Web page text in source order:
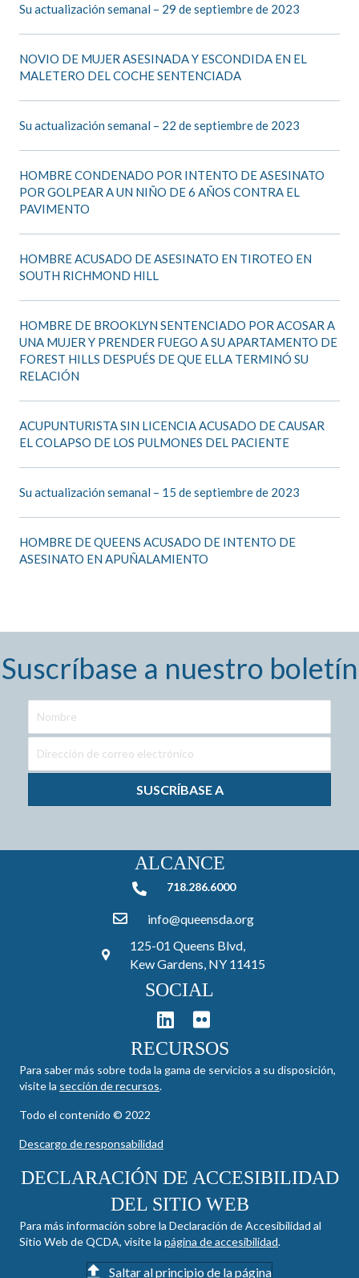
Su actualización semanal – 29 de septiembre de 2023
NOVIO DE MUJER ASESINADA Y ESCONDIDA EN EL
MALETERO DEL COCHE SENTENCIADA
Su actualización semanal – 22 de septiembre de 2023
HOMBRE CONDENADO POR INTENTO DE ASESINATO
POR GOLPEAR A UN NIÑO DE 6 AÑOS CONTRA EL
PAVIMENTO
HOMBRE ACUSADO DE ASESINATO EN TIROTEO EN
SOUTH RICHMOND HILL
HOMBRE DE BROOKLYN SENTENCIADO POR ACOSAR A
UNA MUJER Y PRENDER FUEGO A SU APARTAMENTO DE
FOREST HILLS DESPUÉS DE QUE ELLA TERMINÓ SU
RELACIÓN
ACUPUNTURISTA SIN LICENCIA ACUSADO DE CAUSAR
EL COLAPSO DE LOS PULMONES DEL PACIENTE
Su actualización semanal – 15 de septiembre de 2023
HOMBRE DE QUEENS ACUSADO DE INTENTO DE
ASESINATO EN APUÑALAMIENTO
Suscríbase a nuestro boletín
SUSCRÍBASE A
ALCANCE
718.286.6000718.286.6000
info@queensda.org
125-01 Queens Blvd,
Kew Gardens, NY 11415
SOCIAL
RECURSOS
Para saber más sobre toda la gama de servicios a su disposición,
visite la sección de recursos.
Todo el contenido © 2022
Descargo de responsabilidad
DECLARACIÓN DE ACCESIBILIDAD
DEL SITIO WEB
Para más información sobre la Declaración de Accesibilidad al
Sitio Web de QCDA, visite la página de accesibilidad.
Saltar al principio de la página